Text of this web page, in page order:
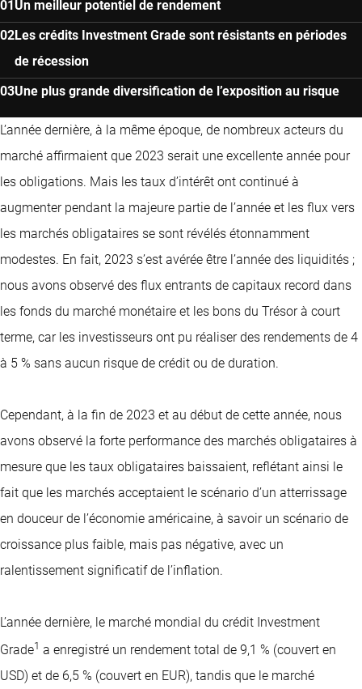
Un meilleur potentiel de rendement
Les crédits Investment Grade sont résistants en périodes
de récession
Une plus grande diversification de l’exposition au risque
L’année dernière, à la même époque, de nombreux acteurs du
marché affirmaient que 2023 serait une excellente année pour
les obligations. Mais les taux d’intérêt ont continué à
augmenter pendant la majeure partie de l’année et les flux vers
les marchés obligataires se sont révélés étonnamment
modestes. En fait, 2023 s’est avérée être l’année des liquidités ;
nous avons observé des flux entrants de capitaux record dans
les fonds du marché monétaire et les bons du Trésor à court
terme, car les investisseurs ont pu réaliser des rendements de 4
à 5 % sans aucun risque de crédit ou de duration.
Cependant, à la fin de 2023 et au début de cette année, nous
avons observé la forte performance des marchés obligataires à
mesure que les taux obligataires baissaient, reflétant ainsi le
fait que les marchés acceptaient le scénario d’un atterrissage
en douceur de l’économie américaine, à savoir un scénario de
croissance plus faible, mais pas négative, avec un
ralentissement significatif de l’inflation.
L’année dernière, le marché mondial du crédit Investment
Grade1 a enregistré un rendement total de 9,1 % (couvert en
USD) et de 6,5 % (couvert en EUR), tandis que le marché